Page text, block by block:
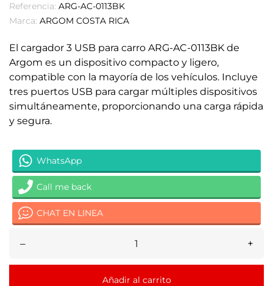
Referencia: ARG-AC-0113BK
Marca: ARGOM COSTA RICA
El cargador 3 USB para carro ARG-AC-0113BK de
Argom es un dispositivo compacto y ligero,
compatible con la mayoría de los vehículos. Incluye
tres puertos USB para cargar múltiples dispositivos
simultáneamente, proporcionando una carga rápida
y segura.
WhatsApp
Call me back
CHAT EN LINEA
– +
Añadir al carrito